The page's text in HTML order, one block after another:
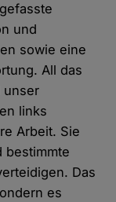
und
sowie eine
All das
unser
links
Arbeit. Sie
bestimmte
Das
es